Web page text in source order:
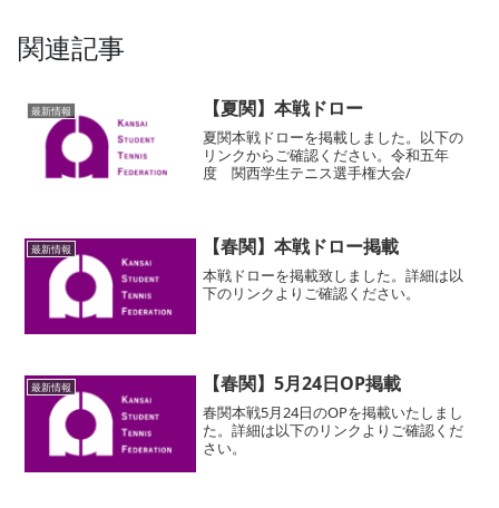
関連記事
最新情報 【夏関】本戦ドロー
夏関本戦ドローを掲載しました。以下の
リンクからご確認ください。令和五年
度 関西学生テニス選手権大会/
最新情報 【春関】本戦ドロー掲載
本戦ドローを掲載致しました。詳細は以
下のリンクよりご確認ください。
最新情報 【春関】5月24日OP掲載
春関本戦5月24日のOPを掲載いたしまし
た。詳細は以下のリンクよりご確認くだ
さい。